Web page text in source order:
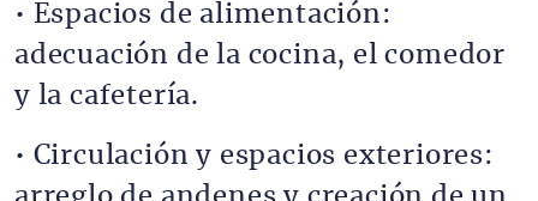
• Espacios de alimentación:
adecuación de la cocina, el comedor
y la cafetería.
• Circulación y espacios exteriores: